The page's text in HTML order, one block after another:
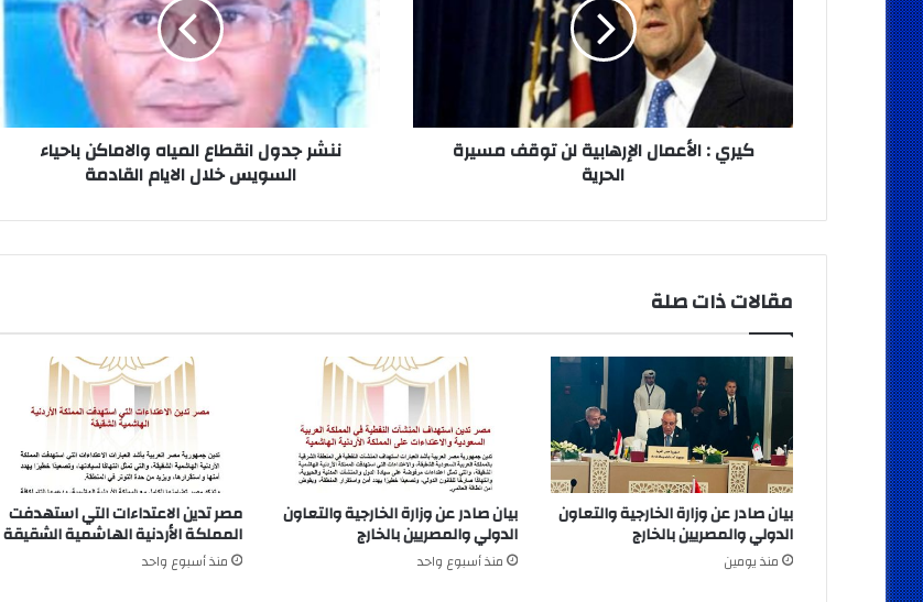
مسيرة
الحرية
كيري : الأعمال الإرهابية لن توقف مسيرة
الحرية
والاماكن
باحياء
السويس
خلال
الايام
القادمةننشر جدول انقطاع المياه والاماكن باحياء
السويس خلال الايام القادمة
مقالات ذات صلة
بيان صادر عن وزارة الخارجية والتعاون
الدولي والمصريين بالخارج
منذ يومين
بيان صادر عن وزارة الخارجية والتعاون
الدولي والمصريين بالخارج
منذ أسبوع واحد
مصر تدين الاعتداءات التي استهدفت
المملكة الأردنية الهاشمية الشقيقة
منذ أسبوع واحد